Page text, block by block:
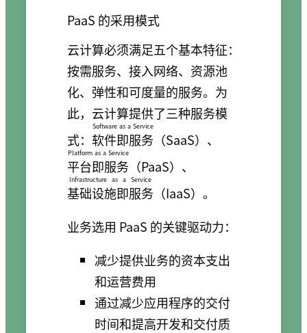
PaaS 的采用模式
云计算必须满足五个基本特征：
按需服务、接入网络、资源池
化、弹性和可度量的服务。为
此，云计算提供了三种服务模
式： 软件即服务
Software as a Service
（SaaS）、
平台即服务
Platform as a Service
（PaaS）、
基础设施即服务
Infrastructure as a Service
（IaaS）。
业务选用 PaaS 的关键驱动力：
减少提供业务的资本支出
和运营费用
通过减少应用程序的交付
时间和提高开发和交付质